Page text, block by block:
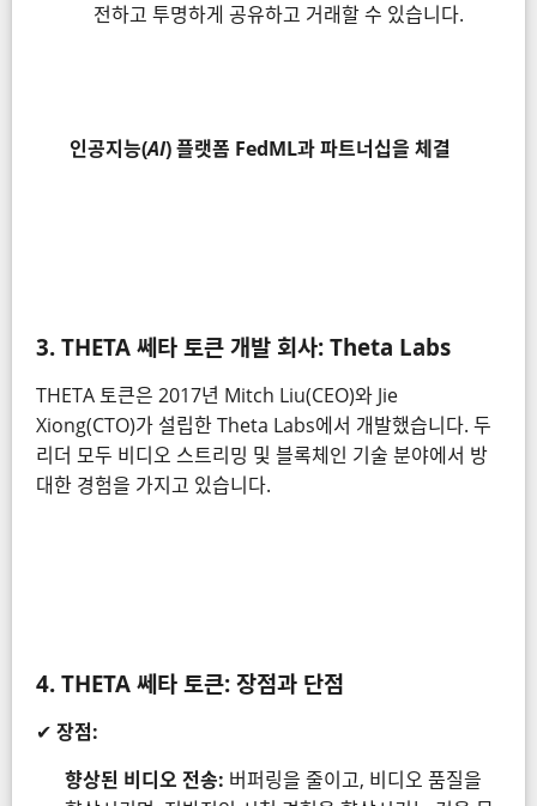
전하고 투명하게 공유하고 거래할 수 있습니다.
인공지능(AI) 플랫폼 FedML과 파트너십을 체결
3. THETA 쎄타 토큰 개발 회사: Theta Labs
THETA 토큰은 2017년 Mitch Liu(CEO)와 Jie
Xiong(CTO)가 설립한 Theta Labs에서 개발했습니다. 두
리더 모두 비디오 스트리밍 및 블록체인 기술 분야에서 방
대한 경험을 가지고 있습니다.
4. THETA 쎄타 토큰: 장점과 단점
✔ 장점:
향상된 비디오 전송: 버퍼링을 줄이고, 비디오 품질을